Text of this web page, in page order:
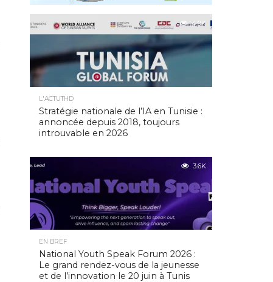
4.9K
L'ACTUTHD
Stratégie nationale de l’IA en Tunisie :
annoncée depuis 2018, toujours
introuvable en 2026
3.6K
EN BREF
National Youth Speak Forum 2026 :
Le grand rendez-vous de la jeunesse
et de l’innovation le 20 juin à Tunis